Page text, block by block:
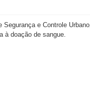
e Controle Urbano,
à doação de sangue.